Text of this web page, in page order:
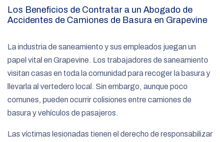
Los Beneficios de Contratar a un Abogado de
Accidentes de Camiones de Basura en Grapevine
La industria de saneamiento y sus empleados juegan un
papel vital en Grapevine. Los trabajadores de saneamiento
visitan casas en toda la comunidad para recoger la basura y
llevarla al vertedero local. Sin embargo, aunque poco
comunes, pueden ocurrir colisiones entre camiones de
basura y vehículos de pasajeros.
Las víctimas lesionadas tienen el derecho de responsabilizar